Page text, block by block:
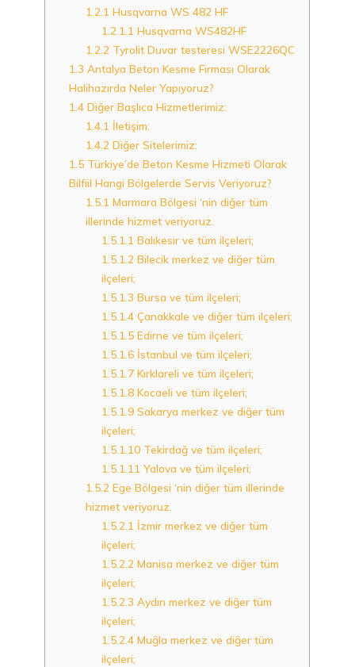
1.2.1 Husqvarna WS 482 HF
1.2.1.1 Husqvarna WS482HF
1.2.2 Tyrolit Duvar testeresi WSE2226QC
1.3 Antalya Beton Kesme Firması Olarak
Halihazırda Neler Yapıyoruz?
1.4 Diğer Başlıca Hizmetlerimiz:
1.4.1 İletişim:
1.4.2 Diğer Sitelerimiz:
1.5 Türkiye’de Beton Kesme Hizmeti Olarak
Bilfiil Hangi Bölgelerde Servis Veriyoruz?
1.5.1 Marmara Bölgesi ‘nin diğer tüm
illerinde hizmet veriyoruz.
1.5.1.1 Balıkesir ve tüm ilçeleri;
1.5.1.2 Bilecik merkez ve diğer tüm
ilçeleri;
1.5.1.3 Bursa ve tüm ilçeleri;
1.5.1.4 Çanakkale ve diğer tüm ilçeleri;
1.5.1.5 Edirne ve tüm ilçeleri;
1.5.1.6 İstanbul ve tüm ilçeleri;
1.5.1.7 Kırklareli ve tüm ilçeleri;
1.5.1.8 Kocaeli ve tüm ilçeleri;
1.5.1.9 Sakarya merkez ve diğer tüm
ilçeleri;
1.5.1.10 Tekirdağ ve tüm ilçeleri;
1.5.1.11 Yalova ve tüm ilçeleri;
1.5.2 Ege Bölgesi ‘nin diğer tüm illerinde
hizmet veriyoruz.
1.5.2.1 İzmir merkez ve diğer tüm
ilçeleri;
1.5.2.2 Manisa merkez ve diğer tüm
ilçeleri;
1.5.2.3 Aydın merkez ve diğer tüm
ilçeleri;
1.5.2.4 Muğla merkez ve diğer tüm
ilçeleri;